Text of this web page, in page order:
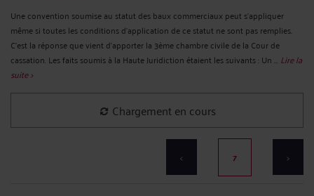
Une convention soumise au statut des baux commerciaux peut s’appliquer
même si toutes les conditions d’application de ce statut ne sont pas remplies.
C’est la réponse que vient d’apporter la 3ème chambre civile de la Cour de
cassation. Les faits soumis à la Haute Juridiction étaient les suivants : Un ... Lire la
suite >
Chargement en cours
< 7 >